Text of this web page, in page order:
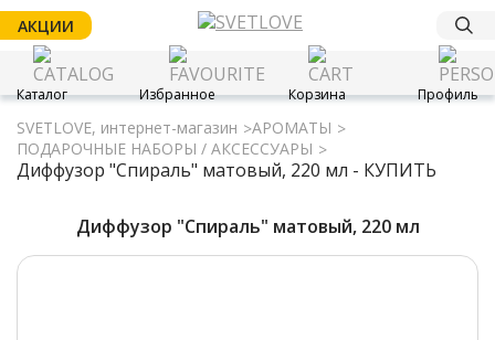
АКЦИИ
Каталог Избранное Корзина Профиль
SVETLOVE, интернет-магазин
АРОМАТЫ
ПОДАРОЧНЫЕ НАБОРЫ / АКСЕССУАРЫ
Диффузор "Спираль" матовый, 220 мл - КУПИТЬ
Диффузор "Спираль" матовый, 220 мл